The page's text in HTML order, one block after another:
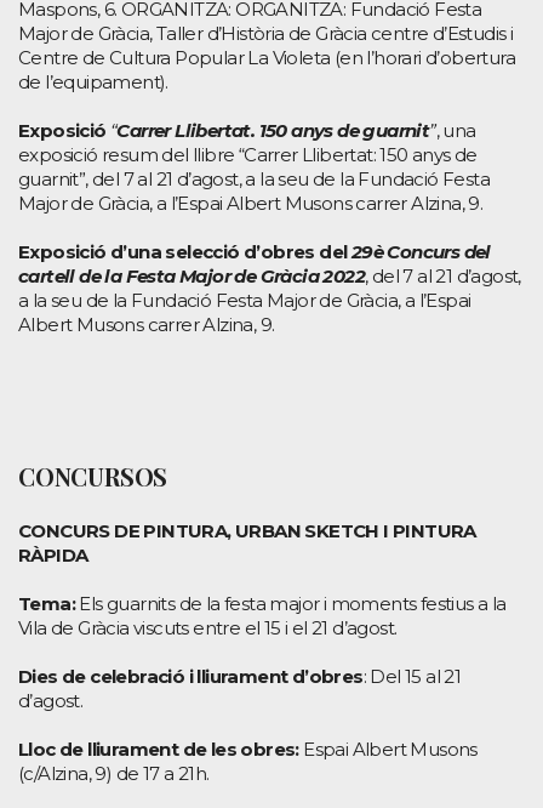
Maspons, 6. ORGANITZA: ORGANITZA: Fundació Festa
Major de Gràcia, Taller d’Història de Gràcia centre d’Estudis i
Centre de Cultura Popular La Violeta (en l’horari d’obertura
de l’equipament).
Exposició “Carrer Llibertat. 150 anys de guarnit”, una
exposició resum del llibre “Carrer Llibertat: 150 anys de
guarnit”, del 7 al 21 d’agost, a la seu de la Fundació Festa
Major de Gràcia, a l’Espai Albert Musons carrer Alzina, 9.
Exposició d’una selecció d’obres del29è Concurs del
cartell de la Festa Major de Gràcia 2022, del 7 al 21 d’agost,
a la seu de la Fundació Festa Major de Gràcia, a l’Espai
Albert Musons carrer Alzina, 9.
CONCURSOS
CONCURS DE PINTURA, URBAN SKETCH I PINTURA
RÀPIDA
Tema:Els guarnits de la festa major i moments festius a la
Vila de Gràcia viscuts entre el 15 i el 21 d’agost.
Dies de celebració i lliurament d’obres: Del 15 al 21
d’agost.
Lloc de lliurament de les obres:Espai Albert Musons
(c/Alzina, 9) de 17 a 21h.